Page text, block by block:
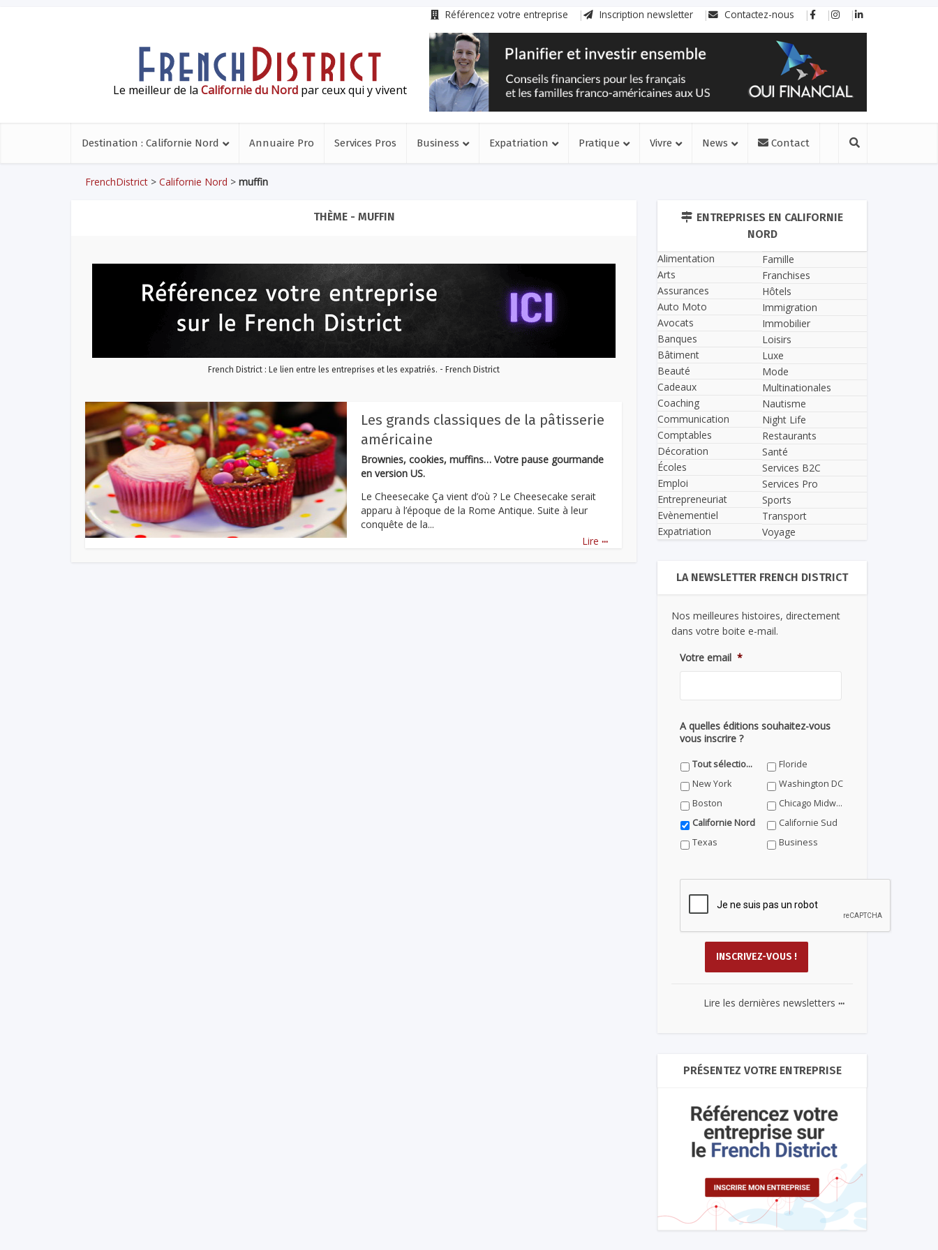
Référencez votre entreprise Inscription newsletter Contactez-nous
Le meilleur de la Californie du Nord par ceux qui y vivent
Destination : Californie Nord Annuaire Pro Services Pros Business Expatriation Pratique Vivre News Contact
FrenchDistrict > Californie Nord > muffin
THÈME - MUFFIN
French District : Le lien entre les entreprises et les expatriés. - French District
Les grands classiques de la pâtisserie
américaine
Brownies, cookies, muffins… Votre pause gourmande
en version US.
Le Cheesecake Ça vient d’où ? Le Cheesecake serait
apparu à l’époque de la Rome Antique. Suite à leur
conquête de la...
Lire ...
ENTREPRISES EN CALIFORNIE
NORD
Alimentation
Arts
Assurances
Auto Moto
Avocats
Banques
Bâtiment
Beauté
Cadeaux
Coaching
Communication
Comptables
Décoration
Écoles
Emploi
Entrepreneuriat
Evènementiel
Expatriation
Famille
Franchises
Hôtels
Immigration
Immobilier
Loisirs
Luxe
Mode
Multinationales
Nautisme
Night Life
Restaurants
Santé
Services B2C
Services Pro
Sports
Transport
Voyage
LA NEWSLETTER FRENCH DISTRICT
Nos meilleures histoires, directement
dans votre boite e-mail.
Votre email *
A quelles éditions souhaitez-vous
vous inscrire ?
Tout sélectionner
Floride
New York
Washington DC
Boston
Chicago Midwest
Californie Nord
Californie Sud
Texas
Business
Lire les dernières newsletters ...
PRÉSENTEZ VOTRE ENTREPRISE